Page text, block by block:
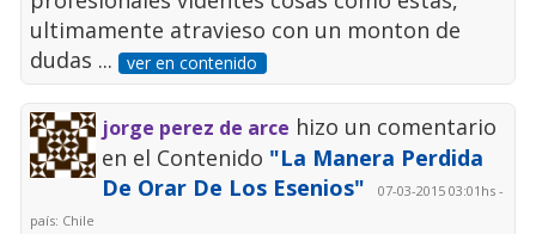
ultimamente atravieso con un monton de
dudas ...
ver en contenido
jorge perez de arce hizo un comentario
en el Contenido "La Manera Perdida
De Orar De Los Esenios"
07-03-2015 03:01hs -
país: Chile